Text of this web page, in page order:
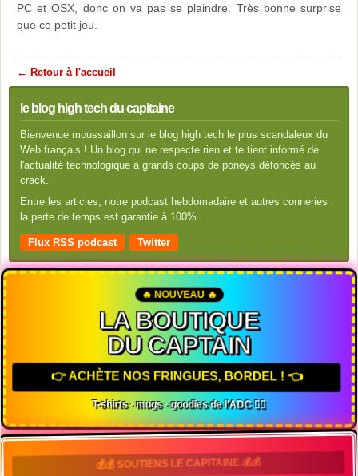
PC et OSX, donc on va pas se plaindre. Très bonne surprise
que ce petit jeu.
← Retour à l'accueil
le blog high tech du capitaine
Bienvenue moussaillon sur le blog high tech le plus scandaleux du
Web français ! Un blog qui ne respecte rien et te tient informé de
l'actualité technologique à grands coups de poneys défoncés au
crack.
Entre les articles, notre podcast hebdomadaire et autres conneries :
la perte de temps est garantie à 100%…
Flux RSS podcast Twitter
🔥 NOUVEAU 🔥
LA BOUTIQUE
DU CAPTAIN
👉 ACHÈTE NOS FRINGUES, BORDEL ! 👈
T-shirts · mugs · goodies de l'ADC 🏴‍☠️
💰💰 SOUTIENS LE CAPITAINE 💰💰